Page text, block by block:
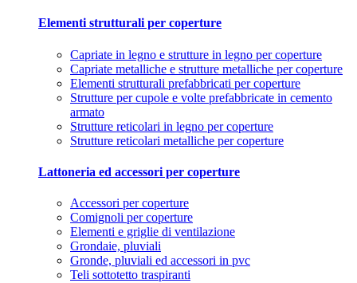
Elementi strutturali per coperture
Capriate in legno e strutture in legno per coperture
Capriate metalliche e strutture metalliche per coperture
Elementi strutturali prefabbricati per coperture
Strutture per cupole e volte prefabbricate in cemento
armato
Strutture reticolari in legno per coperture
Strutture reticolari metalliche per coperture
Lattoneria ed accessori per coperture
Accessori per coperture
Comignoli per coperture
Elementi e griglie di ventilazione
Grondaie, pluviali
Gronde, pluviali ed accessori in pvc
Teli sottotetto traspiranti